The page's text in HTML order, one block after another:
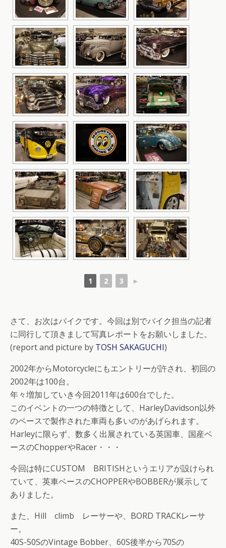
1 2 3 ►
さて、お次はバイクです。今回は別でバイク担当の記者
に同行して頂きまして写真レポートをお願いしました。
(report and picture by TOSH SAKAGUCHI)
2002年からMotorcycleにもエントリーが許され、初回の
2002年は100台。
年々増加していき今回2011年は600台でした。
このイベントの一つの特徴として、HarleyDavidson以外
のベースで製作された車両も多いのがあげられます。
Harleyに限らず、数多く出展されている英国車、国産ベ
ースのChopperやRacer・・・
今回は特にCUSTOM BRITISHというエリアが設けられ
ていて、英車ベースのCHOPPERやBOBBERが展示して
ありました。
また、Hill climb レーサーや、BORD TRACKレーサ
ー。
40S-50SのVintage Bobber、60S後半から70Sの